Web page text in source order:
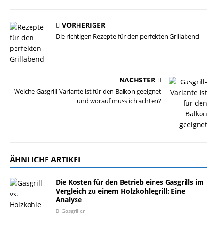
VORHERIGER
Die richtigen Rezepte für den perfekten Grillabend
NÄCHSTER
Welche Gasgrill-Variante ist für den Balkon geeignet
und worauf muss ich achten?
ÄHNLICHE ARTIKEL
Die Kosten für den Betrieb eines Gasgrills im
Vergleich zu einem Holzkohlegrill: Eine
Analyse
Gasgriller